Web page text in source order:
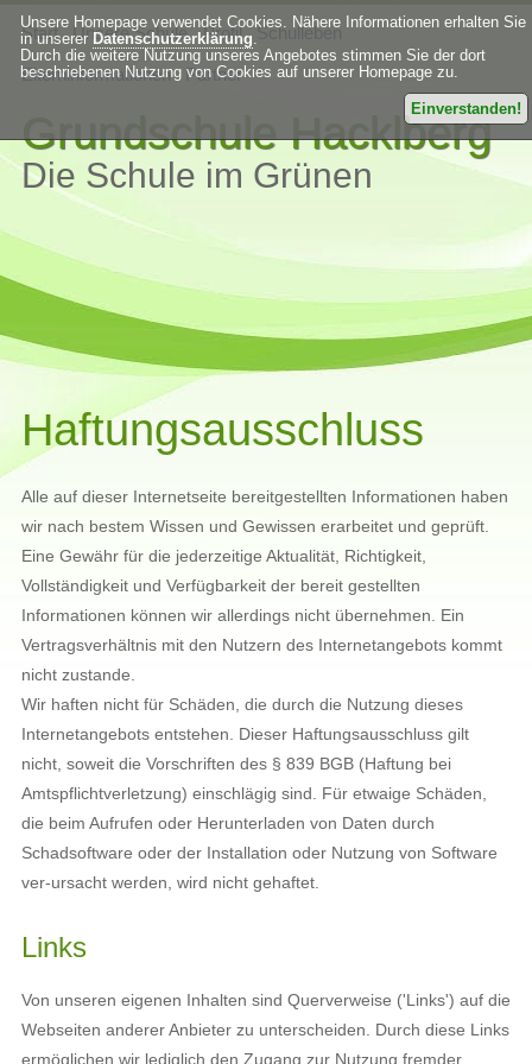
Start Unsere Schule Profil Schulleben
Elterninformationen Partner
Grundschule Hacklberg
Die Schule im Grünen
Haftungsausschluss
Alle auf dieser Internetseite bereitgestellten Informationen haben
wir nach bestem Wissen und Gewissen erarbeitet und geprüft.
Eine Gewähr für die jederzeitige Aktualität, Richtigkeit,
Vollständigkeit und Verfügbarkeit der bereit gestellten
Informationen können wir allerdings nicht übernehmen. Ein
Vertragsverhältnis mit den Nutzern des Internetangebots kommt
nicht zustande.
Wir haften nicht für Schäden, die durch die Nutzung dieses
Internetangebots entstehen. Dieser Haftungsausschluss gilt
nicht, soweit die Vorschriften des § 839 BGB (Haftung bei
Amtspflichtverletzung) einschlägig sind. Für etwaige Schäden,
die beim Aufrufen oder Herunterladen von Daten durch
Schadsoftware oder der Installation oder Nutzung von Software
ver-ursacht werden, wird nicht gehaftet.
Links
Von unseren eigenen Inhalten sind Querverweise ('Links') auf die
Webseiten anderer Anbieter zu unterscheiden. Durch diese Links
ermöglichen wir lediglich den Zugang zur Nutzung fremder
Unsere Homepage verwendet Cookies. Nähere Informationen erhalten Sie
in unserer Datenschutzerklärung.
Durch die weitere Nutzung unseres Angebotes stimmen Sie der dort
beschriebenen Nutzung von Cookies auf unserer Homepage zu.
Einverstanden!